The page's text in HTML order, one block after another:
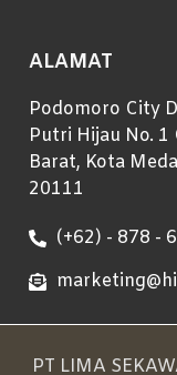
ALAMAT
Podomoro City
Putri Hijau No. 1
Barat, Kota
20111
(+62) - 878 -
PT LIMA